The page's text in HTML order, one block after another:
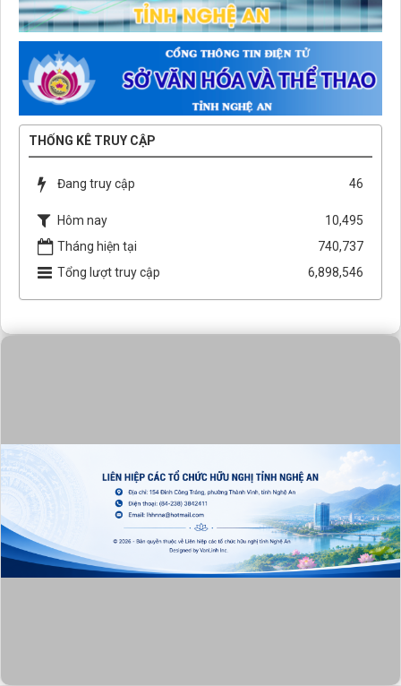
THỐNG KÊ TRUY CẬP
Đang truy cập 46
Hôm nay
10,495
Tháng hiện tại
740,737
Tổng lượt truy cập
6,898,546